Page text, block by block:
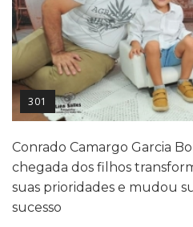
301
Conrado Camargo Garcia
chegada dos filhos
suas prioridades e mudou
sucesso